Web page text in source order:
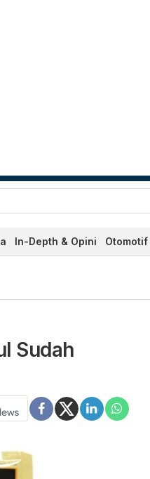
In-Depth & Opini Otomotif
Sudah